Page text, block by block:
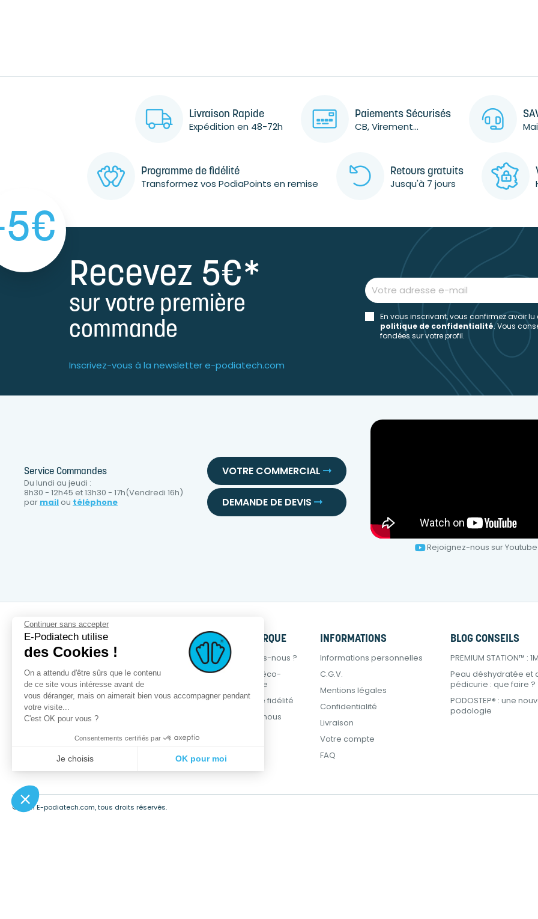
Livraison Rapide
Expédition en 48-72h
Paiements Sécurisés
CB, Virement...
Programme de fidélité
Transformez vos PodiaPoints en remise
Retours gratuits
Jusqu'à 7 jours
Recevez 5€*
sur votre première
commande
Inscrivez-vous à la newsletter e-podiatech.com
En vous inscrivant, vous confirmez avoir lu
politique de confidentialité. Vous
fondées sur votre profil.
Service Commandes
Du lundi au jeudi :
8h30 - 12h45 et 13h30 - 17h(Vendredi 16h)
par mail ou téléphone
VOTRE COMMERCIAL
DEMANDE DE DEVIS
Rejoignez-nous sur Youtube
SERVICES
OPCT® Factory
Services +
Service métier
Podia-Finder
Formations
Nouveaux produits
Meilleures ventes
Promotions
NOTRE MARQUE
Qui sommes-nous ?
Démarche éco-
responsable
Programme fidélité
Contactez-nous
INFORMATIONS
Informations personnelles
C.G.V.
Mentions légales
Confidentialité
Livraison
Votre compte
FAQ
BLOG CONSEILS
PREMIUM STATION™ :
Peau déshydratée et
pédicurie : que faire ?
PODOSTEP® : une
podologie
© 2021 E-podiatech.com, tous droits réservés.
Continuer sans accepter
E-Podiatech utilise
des Cookies !
On a attendu d'être sûrs que le contenu
de ce site vous intéresse avant de
vous déranger, mais on aimerait bien vous accompagner pendant
votre visite...
C'est OK pour vous ?
Consentements certifiés par
Je choisis OK pour moi
Notre plateforme vous permet d'adapter et de gérer vos paramètres de confidentialité, en garantissant la conformité avec les